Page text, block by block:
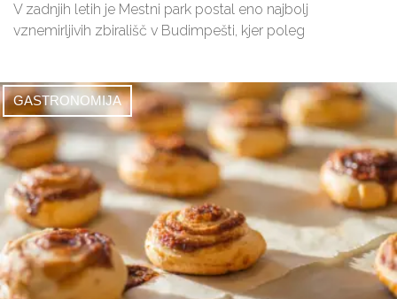
V zadnjih letih je Mestni park postal eno najbolj
vznemirljivih zbirališč v Budimpešti, kjer poleg
GASTRONOMIJA